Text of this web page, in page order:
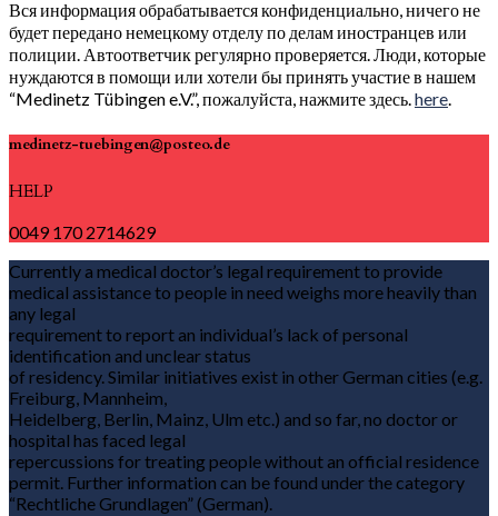
Вся информация обрабатывается конфиденциально, ничего не
будет передано немецкому отделу по делам иностранцев или
полиции. Автоответчик регулярно проверяется. Люди, которые
нуждаются в помощи или хотели бы принять участие в нашем
“Medinetz Tübingen e.V.”, пожалуйста, нажмите здесь.here.
medinetz-tuebingen@posteo.de
HELP
0049 170 2714629
Currently a medical doctor’s legal requirement to provide
medical assistance to people in need weighs more heavily than
any legal
requirement to report an individual’s lack of personal
identification and unclear status
of residency. Similar initiatives exist in other German cities (e.g.
Freiburg, Mannheim,
Heidelberg, Berlin, Mainz, Ulm etc.) and so far, no doctor or
hospital has faced legal
repercussions for treating people without an official residence
permit. Further information can be found under the category
“Rechtliche Grundlagen” (German).